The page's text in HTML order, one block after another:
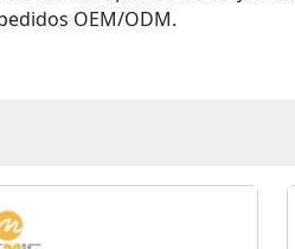
OEM/ODM.